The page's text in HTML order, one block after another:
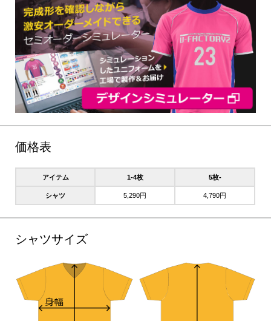
価格表
アイテム 1-4枚 5枚-
シャツ 5,290円 4,790円
シャツサイズ